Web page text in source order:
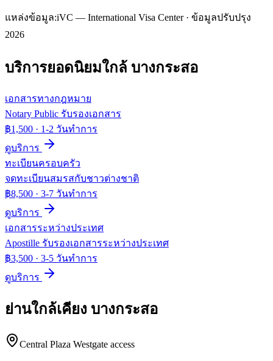
แหล่งข้อมูล:iVC — International Visa Center · ข้อมูลปรับปรุง
2026
บริการยอดนิยมใกล้ บางกระสอ
เอกสารทางกฎหมาย
Notary Public รับรองเอกสาร
฿1,500 · 1-2 วันทำการ
ดูบริการ
ทะเบียนครอบครัว
จดทะเบียนสมรสกับชาวต่างชาติ
฿8,500 · 3-7 วันทำการ
ดูบริการ
เอกสารระหว่างประเทศ
Apostille รับรองเอกสารระหว่างประเทศ
฿3,500 · 3-5 วันทำการ
ดูบริการ
ย่านใกล้เคียง บางกระสอ
Central Plaza Westgate access